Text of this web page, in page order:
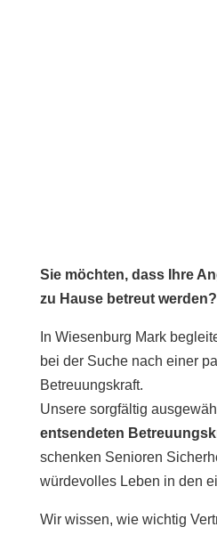
Sie möchten, dass Ihre
zu Hause betreut werden?
In Wiesenburg Mark
bei der Suche nach einer
Betreuungskraft.
Unsere sorgfältig
entsendeten
schenken Senioren
würdevolles Leben in den
Wir wissen, wie wichtig